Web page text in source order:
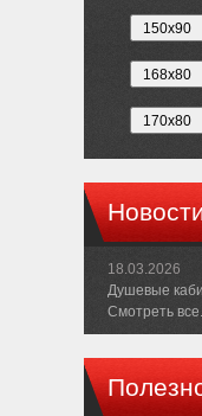
18.03.2026
Душевые
Смотреть